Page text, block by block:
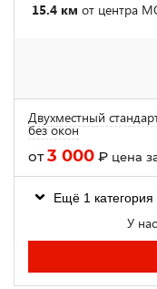
15.4 км от центра
Двухместный
без окон
от3 000 ₽ цена
Ещё 1
У